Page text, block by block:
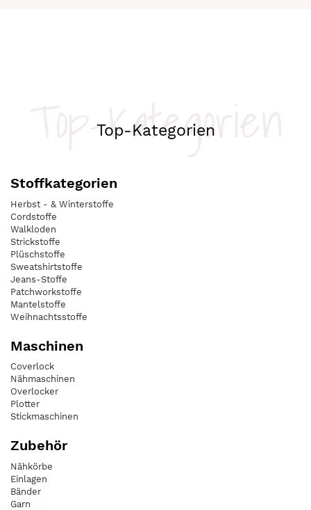
Top-Kategorien
Top-Kategorien
Stoffkategorien
Herbst - & Winterstoffe
Cordstoffe
Walkloden
Strickstoffe
Plüschstoffe
Sweatshirtstoffe
Jeans-Stoffe
Patchworkstoffe
Mantelstoffe
Weihnachtsstoffe
Maschinen
Coverlock
Nähmaschinen
Overlocker
Plotter
Stickmaschinen
Zubehör
Nähkörbe
Einlagen
Bänder
Garn